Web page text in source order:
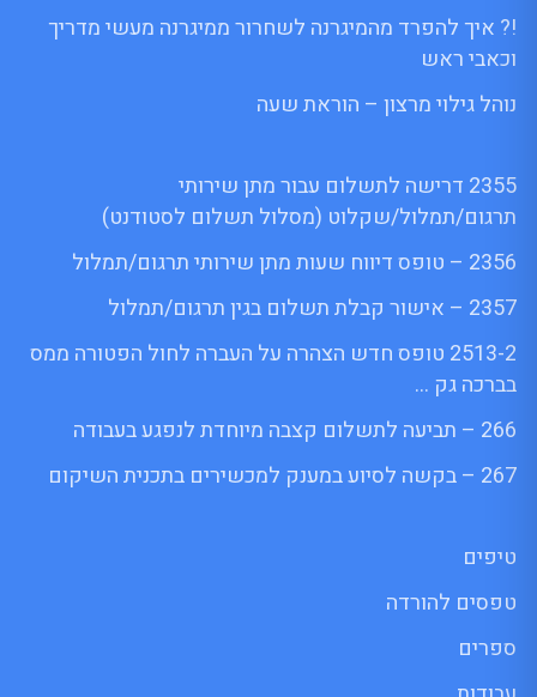
!? איך להפרד מהמיגרנה לשחרור ממיגרנה מעשי מדריך
וכאבי ראש
נוהל גילוי מרצון – הוראת שעה
2355 דרישה לתשלום עבור מתן שירותי
תרגום/תמלול/שקלוט (מסלול תשלום לסטודנט)
2356 – טופס דיווח שעות מתן שירותי תרגום/תמלול
2357 – אישור קבלת תשלום בגין תרגום/תמלול
2513-2 טופס חדש הצהרה על העברה לחול הפטורה ממס
בברכה גק …
266 – תביעה לתשלום קצבה מיוחדת לנפגע בעבודה
267 – בקשה לסיוע במענק למכשירים בתכנית השיקום
טיפים
טפסים להורדה
ספרים